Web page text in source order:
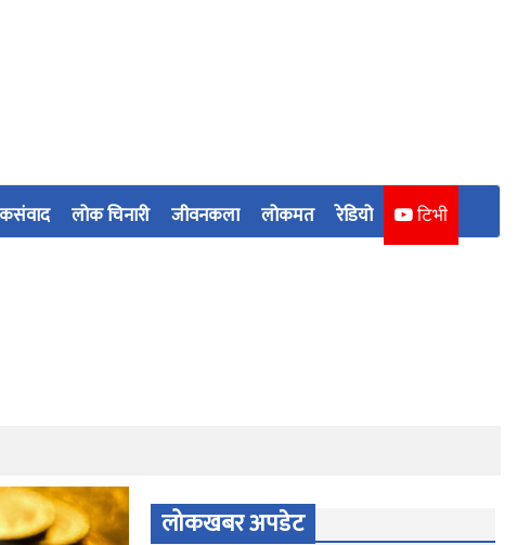
लोक चिनारी जीवनकला लोकमत रेडियो टिभी
लोकखबर अपडेट